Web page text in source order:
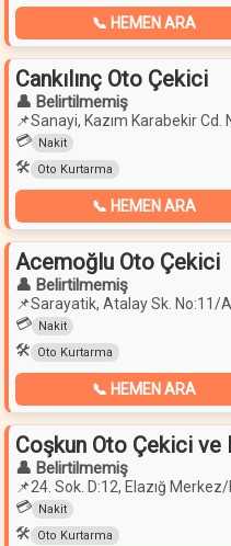
📞 HEMEN ARA
Cankılınç Oto Çekici
👤 Belirtilmemiş
📌Sanayi, Kazım Karabekir Cd.
💳 Nakit
🛠️ Oto Kurtarma
📞 HEMEN ARA
Acemoğlu Oto Çekici
👤 Belirtilmemiş
📌Sarayatik, Atalay Sk. No:11/
💳 Nakit
🛠️ Oto Kurtarma
📞 HEMEN ARA
Coşkun Oto Çekici ve
👤 Belirtilmemiş
📌24. Sok. D:12, Elazığ Merkez/
💳 Nakit
🛠️ Oto Kurtarma